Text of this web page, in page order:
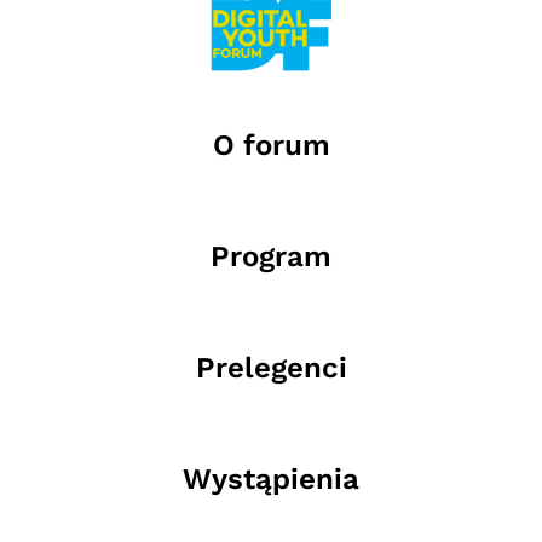
O forum
Program
Prelegenci
Wystąpienia